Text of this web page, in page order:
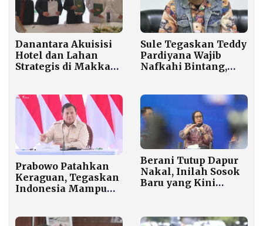
Danantara Akuisisi
Hotel dan Lahan
Strategis di Makkah,
Sule Tegaskan Teddy
Pardiyana Wajib
Nafkahi Bintang,
Prabowo Patahkan
Keraguan, Tegaskan
Indonesia Mampu
Berani Tutup Dapur
Nakal, Inilah Sosok
Baru yang Kini